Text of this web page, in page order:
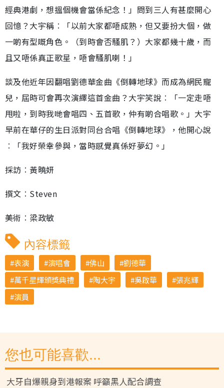
經典港劇，想搵個機會當係紀念！」問到三人有甚麼開心
回憶？大宇稱︰「以前大家都唔成熟，但又要扮大個，做
一啲有型嘅角色。（到時會否騷肌？）大家都幾十歲，而
且又唔係真正歌星，唔會騷肌喇！」
談及他近年因翻唱劉德華金曲《倒轉地球》而成為網民寵
兒，屆時可會再次演繹這首金曲？大宇笑說︰「一定走唔
甩啦，到時我哋會唱四、五首歌，仲有啲合唱歌。」大宇
早前在華仔的生日派對同台合唱《倒轉地球》，他開心說
︰「我好榮幸參與，當時感覺真係好夢幻。」
採訪︰黃曉妍
撰文︰Steven
美術︰梁政敏
內容標籤
表演 演唱會 佛山
劉德華
萬千星輝頒獎典禮
陶大宇 吳啟華
張兆輝
演員
您也可能喜歡...
大牙自爆親身到港報案 呼籲黑人配合調查